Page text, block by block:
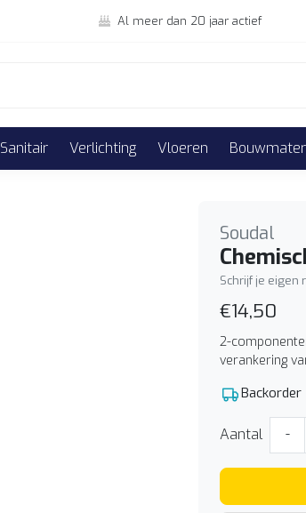
Al meer dan 20 jaar actief
Sanitair Verlichting Vloeren
Soudal
Schrijf je eigen
€14,50
2-
verankering
Backorder
Aantal -